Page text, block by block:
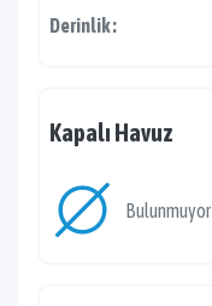
Derinlik :
Kapalı Havuz
Bulunmuyor